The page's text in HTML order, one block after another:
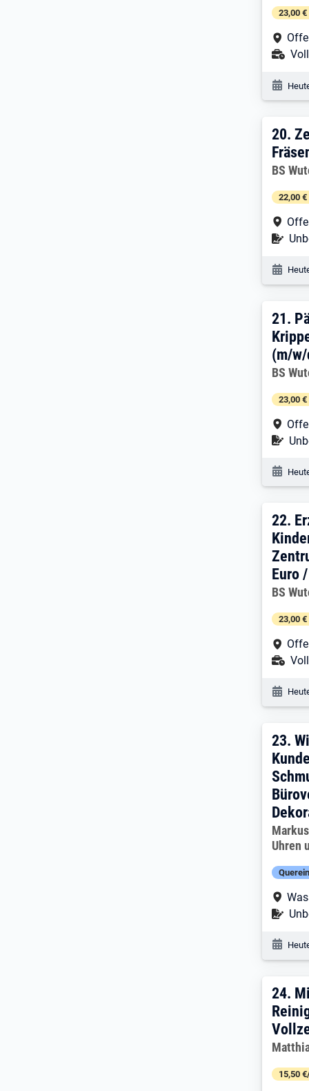
23,00
20.
20.
BS
22,00
21.
21.
(m/
BS
23,00
22.
22.
Euro
BS
23,00
23.
23.
Uhren
24.
24.
15,50